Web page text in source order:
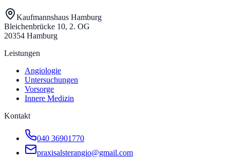
Kaufmannshaus Hamburg
Bleichenbrücke 10, 2. OG
20354 Hamburg
Leistungen
Angiologie
Untersuchungen
Vorsorge
Innere Medizin
Kontakt
040 36901770
praxisalsterangio@gmail.com